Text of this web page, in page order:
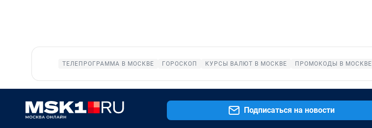
ТЕЛЕПРОГРАММА В МОСКВЕ ГОРОСКОП КУРСЫ ВАЛЮТ В МОСКВЕ ПРОМОКОДЫ В МОСКВЕ
Подписаться на новости